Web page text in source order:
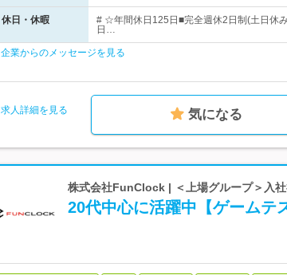
休日・休暇
# ☆年間休日125日■完全週休2日制(土日休
日…
企業からのメッセージを見る
求人詳細を見る 気になる
株式会社FunClock | ＜上場グループ＞入
20代中心に活躍中【ゲームテ